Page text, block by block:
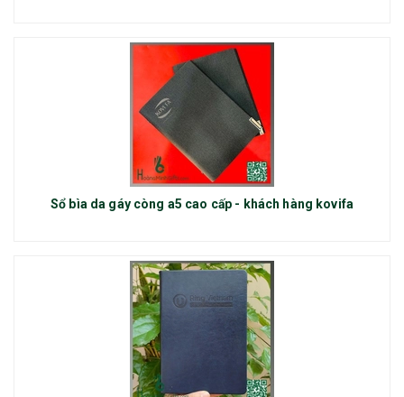
Sổ bìa da gáy còng a5 cao cấp - khách hàng kovifa